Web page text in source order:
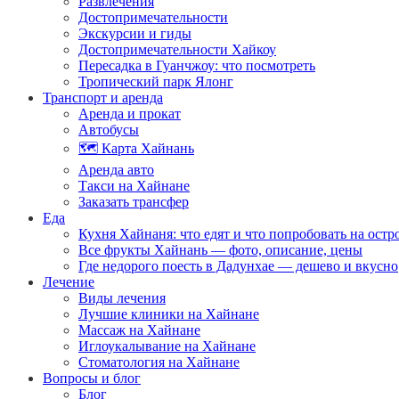
Достопримечательности
Экскурсии и гиды
Достопримечательности Хайкоу
Пересадка в Гуанчжоу: что посмотреть
Тропический парк Ялонг
Транспорт и аренда
Аренда и прокат
Автобусы
🗺️ Карта Хайнань
Аренда авто
Такси на Хайнане
Заказать трансфер
Еда
Кухня Хайнаня: что едят и что попробовать на
Все фрукты Хайнань — фото, описание, цены
Где недорого поесть в Дадунхае — дешево и вкусно
Лечение
Виды лечения
Лучшие клиники на Хайнане
Массаж на Хайнане
Иглоукалывание на Хайнане
Стоматология на Хайнане
Вопросы и блог
Блог